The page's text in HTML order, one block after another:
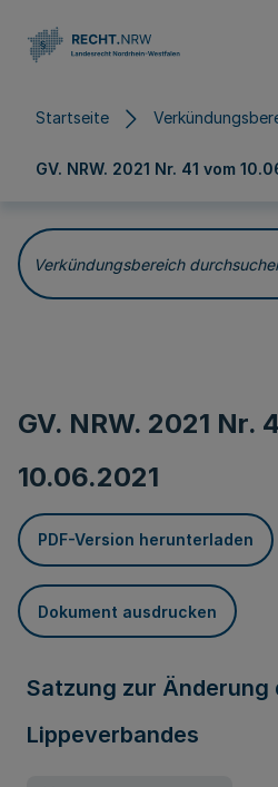
Startseite
GV. NRW. 2021 Nr. 41 vom
Verkündungsbereich durchsuchen
GV. NRW. 2021 Nr.
10.06.2021
PDF-Version herunterladen
Dokument ausdrucken
Satzung zur Änderung
Lippeverbandes